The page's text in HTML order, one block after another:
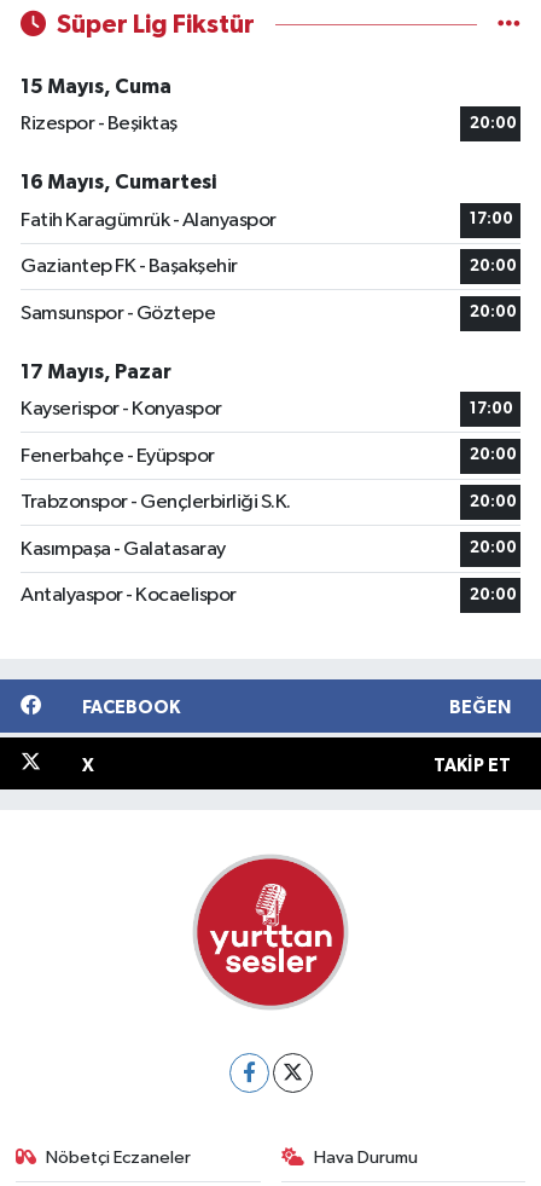
Süper Lig Fikstür
15 Mayıs, Cuma
Rizespor - Beşiktaş
20:00
16 Mayıs, Cumartesi
Fatih Karagümrük - Alanyaspor
17:00
Gaziantep FK - Başakşehir 20:00
Samsunspor - Göztepe 20:00
17 Mayıs, Pazar
Kayserispor - Konyaspor
17:00
Fenerbahçe - Eyüpspor 20:00
Trabzonspor - Gençlerbirliği S.K. 20:00
Kasımpaşa - Galatasaray 20:00
Antalyaspor - Kocaelispor 20:00
FACEBOOK BEĞEN
X TAKIP ET
Nöbetçi Eczaneler Hava Durumu